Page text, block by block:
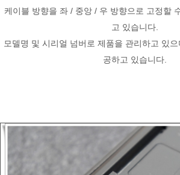
케이블 방향을 좌 / 중앙 / 우 방향으로 고정할
고 있습니다.
모델명 및 시리얼 넘버로 제품을 관리하고 있으
공하고 있습니다.